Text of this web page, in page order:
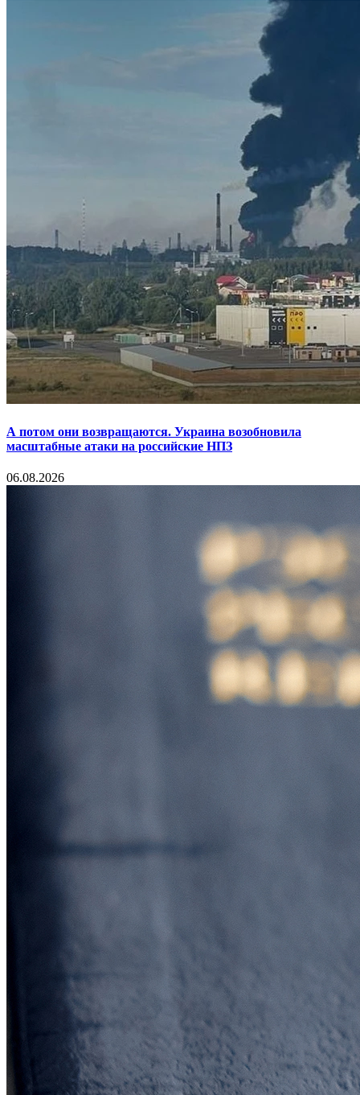
А потом они возвращаются. Украина возобновила
масштабные атаки на российские НПЗ
06.08.2026